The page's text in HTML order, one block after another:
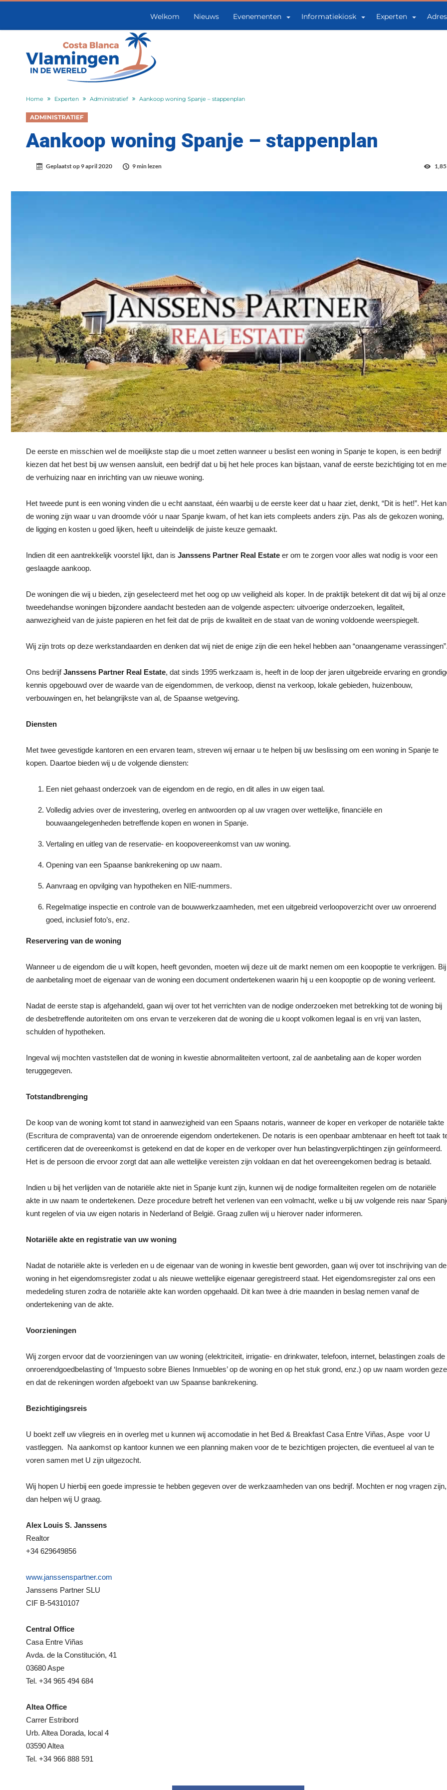
Welkom Nieuws Evenementen Informatiekiosk Experten
Home Experten Administratief Aankoop woning Spanje – stappenplan
ADMINISTRATIEF
Aankoop woning Spanje – stappenplan
Geplaatst op9 april 2020 9 min lezen
De eerste en misschien wel de moeilijkste stap die u moet zetten wanneer u beslist een woning in Spanje te kopen, is een bedrijf
kiezen dat het best bij uw wensen aansluit, een bedrijf dat u bij het hele proces kan bijstaan, vanaf de eerste bezichtiging tot en
de verhuizing naar en inrichting van uw nieuwe woning.
Het tweede punt is een woning vinden die u echt aanstaat, één waarbij u de eerste keer dat u haar ziet, denkt, “Dit is het!”. Het kan
de woning zijn waar u van droomde vóór u naar Spanje kwam, of het kan iets compleets anders zijn. Pas als de gekozen woning,
de ligging en kosten u goed lijken, heeft u uiteindelijk de juiste keuze gemaakt.
Indien dit een aantrekkelijk voorstel lijkt, dan is Janssens Partner Real Estate er om te zorgen voor alles wat nodig is voor een
geslaagde aankoop.
De woningen die wij u bieden, zijn geselecteerd met het oog op uw veiligheid als koper. In de praktijk betekent dit dat wij bij al onze
tweedehandse woningen bijzondere aandacht besteden aan de volgende aspecten: uitvoerige onderzoeken, legaliteit,
aanwezigheid van de juiste papieren en het feit dat de prijs de kwaliteit en de staat van de woning voldoende weerspiegelt.
Wij zijn trots op deze werkstandaarden en denken dat wij niet de enige zijn die een hekel hebben aan “onaangename
Ons bedrijfJanssens Partner Real Estate, dat sinds 1995 werkzaam is, heeft in de loop der jaren uitgebreide ervaring en
kennis opgebouwd over de waarde van de eigendommen, de verkoop, dienst na verkoop, lokale gebieden, huizenbouw,
verbouwingen en, het belangrijkste van al, de Spaanse wetgeving.
Diensten
Met twee gevestigde kantoren en een ervaren team, streven wij ernaar u te helpen bij uw beslissing om een woning in Spanje te
kopen. Daartoe bieden wij u de volgende diensten:
Een niet gehaast onderzoek van de eigendom en de regio, en dit alles in uw eigen taal.
Volledig advies over de investering, overleg en antwoorden op al uw vragen over wettelijke, financiële en
bouwaangelegenheden betreffende kopen en wonen in Spanje.
Vertaling en uitleg van de reservatie- en koopovereenkomst van uw woning.
Opening van een Spaanse bankrekening op uw naam.
Aanvraag en opvilging van hypotheken en NIE-nummers.
Regelmatige inspectie en controle van de bouwwerkzaamheden, met een uitgebreid verloopoverzicht over uw onroerend
goed, inclusief foto’s, enz.
Reservering van de woning
Wanneer u de eigendom die u wilt kopen, heeft gevonden, moeten wij deze uit de markt nemen om een koopoptie te verkrijgen. Bij
de aanbetaling moet de eigenaar van de woning een document ondertekenen waarin hij u een koopoptie op de woning verleent.
Nadat de eerste stap is afgehandeld, gaan wij over tot het verrichten van de nodige onderzoeken met betrekking tot de woning bij
de desbetreffende autoriteiten om ons ervan te verzekeren dat de woning die u koopt volkomen legaal is en vrij van lasten,
schulden of hypotheken.
Ingeval wij mochten vaststellen dat de woning in kwestie abnormaliteiten vertoont, zal de aanbetaling aan de koper worden
teruggegeven.
Totstandbrenging
De koop van de woning komt tot stand in aanwezigheid van een Spaans notaris, wanneer de koper en verkoper de notariële takte
(Escritura de compraventa) van de onroerende eigendom ondertekenen. De notaris is een openbaar ambtenaar en heeft tot taak
certificeren dat de overeenkomst is getekend en dat de koper en de verkoper over hun belastingverplichtingen zijn geïnformeerd.
Het is de persoon die ervoor zorgt dat aan alle wettelijke vereisten zijn voldaan en dat het overeengekomen bedrag is betaald.
Indien u bij het verlijden van de notariële akte niet in Spanje kunt zijn, kunnen wij de nodige formaliteiten regelen om de notariële
akte in uw naam te ondertekenen. Deze procedure betreft het verlenen van een volmacht, welke u bij uw volgende reis naar
kunt regelen of via uw eigen notaris in Nederland of België. Graag zullen wij u hierover nader informeren.
Notariële akte en registratie van uw woning
Nadat de notariële akte is verleden en u de eigenaar van de woning in kwestie bent geworden, gaan wij over tot inschrijving van de
woning in het eigendomsregister zodat u als nieuwe wettelijke eigenaar geregistreerd staat. Het eigendomsregister zal ons een
mededeling sturen zodra de notariële akte kan worden opgehaald. Dit kan twee à drie maanden in beslag nemen vanaf de
ondertekening van de akte.
Voorzieningen
Wij zorgen ervoor dat de voorzieningen van uw woning (elektriciteit, irrigatie- en drinkwater, telefoon, internet, belastingen zoals de
onroerendgoedbelasting of ‘Impuesto sobre Bienes Inmuebles’ op de woning en op het stuk grond, enz.) op uw naam worden
en dat de rekeningen worden afgeboekt van uw Spaanse bankrekening.
Bezichtigingsreis
U boekt zelf uw vliegreis en in overleg met u kunnen wij accomodatie in het Bed & Breakfast Casa Entre Viñas, Aspe voor U
vastleggen. Na aankomst op kantoor kunnen we een planning maken voor de te bezichtigen projecten, die eventueel al van te
voren samen met U zijn uitgezocht.
Wij hopen U hierbij een goede impressie te hebben gegeven over de werkzaamheden van ons bedrijf. Mochten er nog vragen zijn,
dan helpen wij U graag.
Alex Louis S. Janssens
Realtor
+34 629649856
www.janssenspartner.com
Janssens Partner SLU
CIF B-54310107
Central Office
Casa Entre Viñas
Avda. de la Constitución, 41
03680 Aspe
Tel. +34 965 494 684
Altea Office
Carrer Estribord
Urb. Altea Dorada, local 4
03590 Altea
Tel. +34 966 888 591